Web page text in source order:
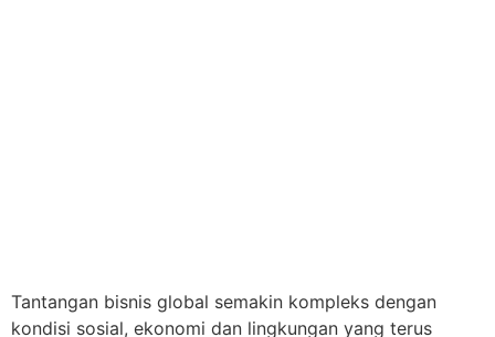
Tantangan bisnis global semakin kompleks dengan
kondisi sosial, ekonomi dan lingkungan yang terus